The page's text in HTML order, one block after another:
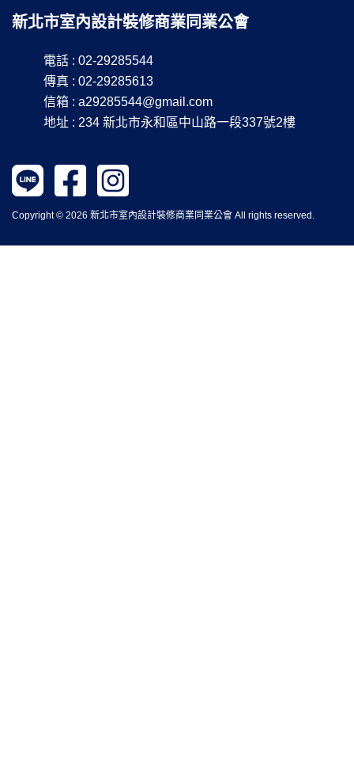
新北市室內設計裝修商業同業公會
電話 : 02-29285544
傳真 : 02-29285613
信箱 : a29285544@gmail.com
地址 : 234 新北市永和區中山路一段337號2樓
Copyright © 2026 新北市室內設計裝修商業同業公會 All rights reserved.